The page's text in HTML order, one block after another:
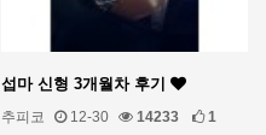
섭마 신형 3개월차 후기
추피코 12-30 14233 1